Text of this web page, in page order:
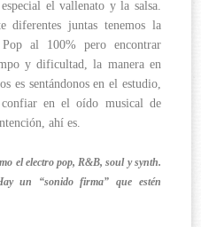
el vallenato y la salsa.
diferentes juntas tenemos la
al 100% pero encontrar
y dificultad, la manera en
es sentándonos en el estudio,
confiar en el oído musical de
ahí es.
el electro pop, R&B, soul y synth.
un “sonido firma” que estén